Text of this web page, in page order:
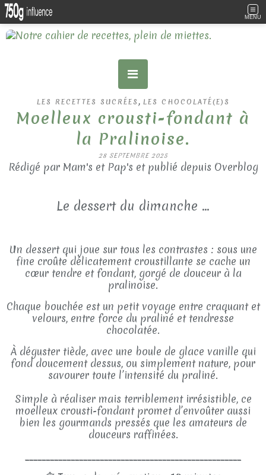
MENU
LES RECETTES SUCRÉES , LES CHOCOLATÉ(E)S
Moelleux crousti-fondant à
la Pralinoise.
28 SEPTEMBRE 2025
Rédigé par Mam's et Pap's et publié depuis Overblog
Le dessert du dimanche ...
Un dessert qui joue sur tous les contrastes : sous une
fine croûte délicatement croustillante se cache un
cœur tendre et fondant, gorgé de douceur à la
pralinoise.
Chaque bouchée est un petit voyage entre craquant et
velours, entre force du praliné et tendresse
chocolatée.
À déguster tiède, avec une boule de glace vanille qui
fond doucement dessus, ou simplement nature, pour
savourer toute l’intensité du praliné.
Simple à réaliser mais terriblement irrésistible, ce
moelleux crousti-fondant promet d’envoûter aussi
bien les gourmands pressés que les amateurs de
douceurs raffinées.